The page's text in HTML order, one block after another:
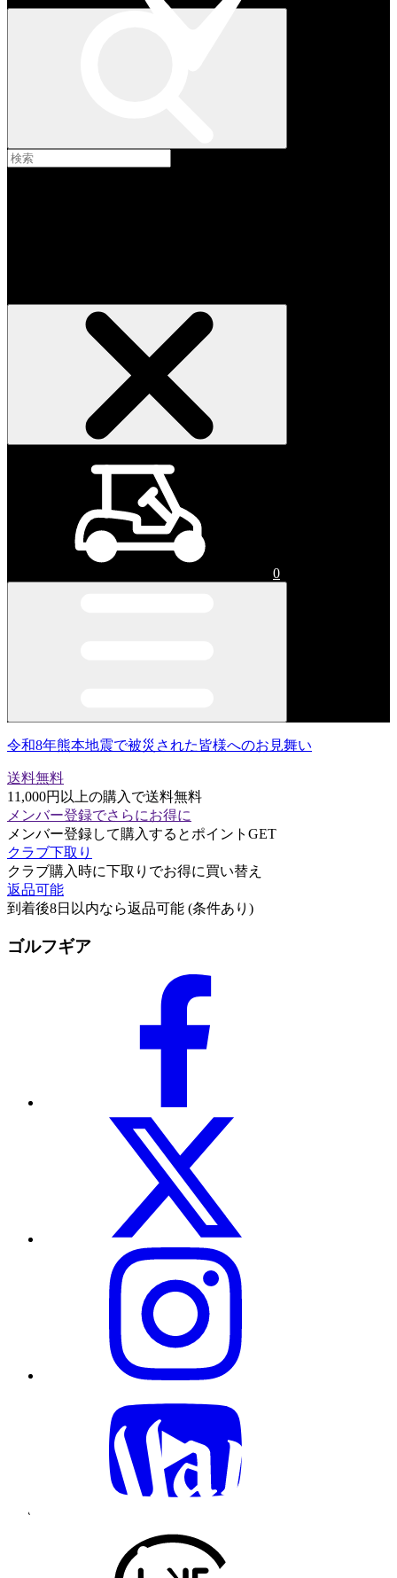
0
令和8年熊本地震で被災された皆様へのお見舞い
送料無料
11,000円以上の購入で送料無料
メンバー登録でさらにお得に
メンバー登録して購入するとポイントGET
クラブ下取り
クラブ購入時に下取りでお得に買い替え
返品可能
到着後8日以内なら返品可能 (条件あり)
ゴルフギア